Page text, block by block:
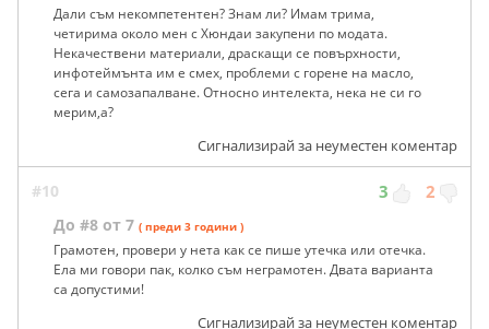
Дали съм некомпетентен? Знам ли? Имам трима,
четирима около мен с Хюндаи закупени по модата.
Некачествени материали, драскащи се повърхности,
инфотеймънта им е смех, проблеми с горене на масло,
сега и самозапалване. Относно интелекта, нека не си го
мерим,а?
Сигнализирай за неуместен коментар
#10 3 2
До #8 от 7 ( преди 3 години )
Грамотен, провери у нета как се пише утечка или отечка.
Ела ми говори пак, колко съм неграмотен. Двата варианта
са допустими!
Сигнализирай за неуместен коментар